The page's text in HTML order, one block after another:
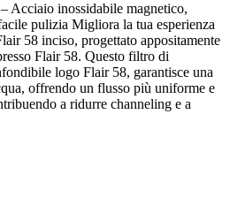
Acciaio inossidabile magnetico,
pulizia Migliora la tua esperienza
58 inciso, progettato appositamente
Flair 58. Questo filtro di
logo Flair 58, garantisce una
offrendo un flusso più uniforme e
a ridurre channeling e a